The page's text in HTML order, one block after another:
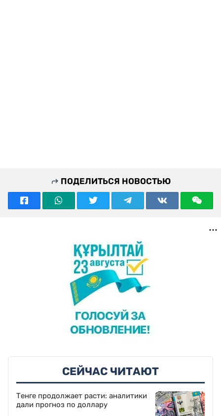
ПОДЕЛИТЬСЯ НОВОСТЬЮ
СЕЙЧАС ЧИТАЮТ
Тенге продолжает расти: аналитики
дали прогноз по доллару